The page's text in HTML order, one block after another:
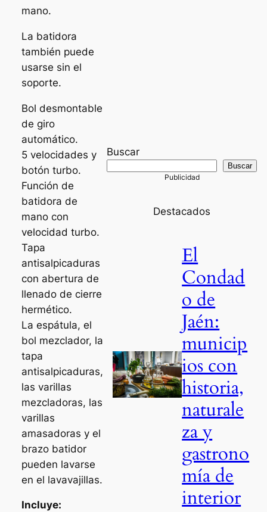
mano.
La batidora
también puede
usarse sin el
soporte.
Bol desmontable
de giro
automático.
5 velocidades y
botón turbo.
Función de
batidora de
mano con
velocidad turbo.
Tapa
antisalpicaduras
con abertura de
llenado de cierre
hermético.
La espátula, el
bol mezclador, la
tapa
antisalpicaduras,
las varillas
mezcladoras, las
varillas
amasadoras y el
brazo batidor
pueden lavarse
en el lavavajillas.
Incluye:
Buscar
Buscar
Destacados
El
Condad
o de
Jaén:
municip
ios con
historia,
naturale
za y
gastrono
mía de
interior